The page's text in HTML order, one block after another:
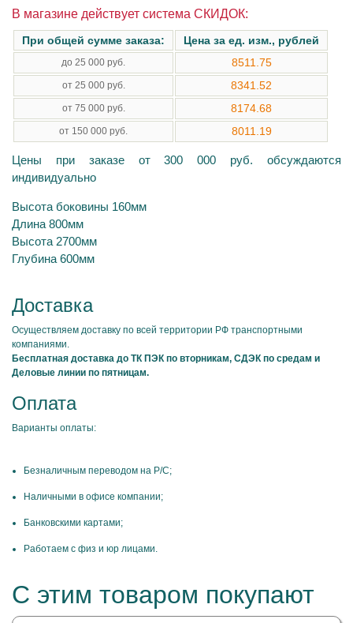
В магазине действует система СКИДОК:
При общей сумме заказа: Цена за ед. изм., рублей
до 25 000 руб. 8511.75
от 25 000 руб. 8341.52
от 75 000 руб. 8174.68
от 150 000 руб. 8011.19
Цены при заказе от 300 000 руб. обсуждаются
индивидуально
Высота боковины 160мм
Длина 800мм
Высота 2700мм
Глубина 600мм
Доставка
Осуществляем доставку по всей территории РФ транспортными
компаниями.
Бесплатная доставка до ТК ПЭК по вторникам, СДЭК по средам и
Деловые линии по пятницам.
Оплата
Варианты оплаты:
Безналичным переводом на Р/С;
Наличными в офисе компании;
Банковскими картами;
Работаем с физ и юр лицами.
С этим товаром покупают